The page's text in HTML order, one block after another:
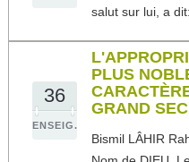
salut sur lui, a dit:
36
ENSEIG.
PLUS
GRAND
Bismil LÂHIR